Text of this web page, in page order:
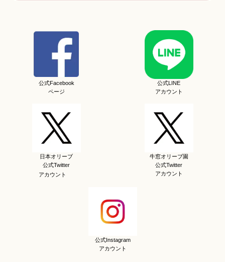
公式Facebook
ページ
公式LINE
アカウント
日本オリーブ
公式Twitter
アカウント
牛窓オリーブ園
公式Twitter
アカウント
公式Instagram
アカウント